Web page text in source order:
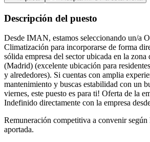
Descripción del puesto
Desde IMAN, estamos seleccionando un/a
Climatización para incorporarse de forma
sólida empresa del sector ubicada en la
(Madrid) (excelente ubicación para
y alrededores). Si cuentas con amplia
mantenimiento y buscas estabilidad con un
viernes, este puesto es para ti! Oferta de la
Indefinido directamente con la empresa
Remuneración competitiva a convenir
aportada.